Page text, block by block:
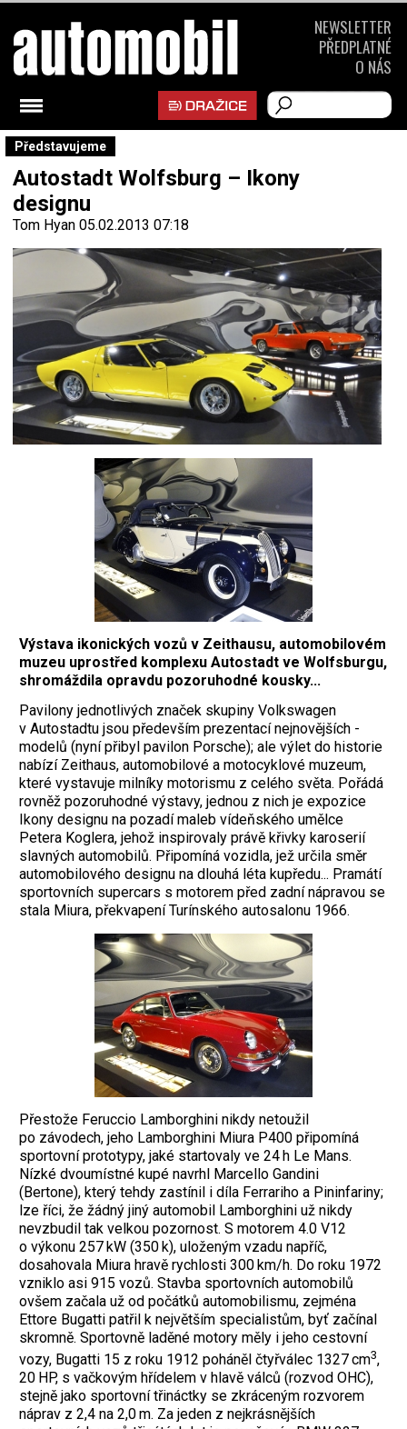
Představujeme
Autostadt Wolfsburg – Ikony
designu
Tom Hyan 05.02.2013 07:18
Výstava ikonických vozů v Zeithausu, automobilovém
muzeu uprostřed komplexu Autostadt ve Wolfsburgu,
shromáždila opravdu pozoruhodné kousky...
Pavilony jednotlivých značek skupiny Volkswagen
v Autostadtu jsou především prezentací nejnovějších ­
modelů (nyní přibyl pavilon Porsche); ale výlet do historie
nabízí Zeithaus, automo­bilové a motocyklové muzeum,
které vystavuje milníky motorismu z celého světa. ­Pořádá
rovněž pozoruhodné výstavy, jednou z nich je expozice
Ikony designu na ­pozadí maleb vídeňského umělce
Petera Koglera, jehož inspirovaly právě křivky ka­roserií
slavných automobilů. Připomíná ­vozidla, jež určila směr
automobilového designu na dlouhá léta kupředu... Pramátí
sportovních supercars s motorem před zadní nápravou se
stala Miura, překvapení Turínského autosalonu 1966.
Přestože Feruccio Lamborghini nikdy netoužil
po závodech, jeho Lamborghini Miura P400 připomíná
sportovní prototypy, jaké star­tovaly ve 24 h Le Mans.
Nízké dvoumístné kupé navrhl Marcello Gandini
(Bertone), ­který tehdy zastínil i díla Ferrariho a Pinin­fariny;
lze říci, že žádný jiný automobil ­Lamborghini už nikdy
nevzbudil tak velkou pozornost. S motorem 4.0 V12
o výkonu 257 kW (350 k), uloženým vzadu napříč,
dosahovala Miura hravě rychlosti 300 km/h. Do roku 1972
vzniklo asi 915 vozů. Stavba sportovních automobilů
ovšem za­čala už od počátků automobilismu, zejména
Ettore Bugatti patřil k největším specialistům, byť začínal
skromně. Sportovně laděné motory měly i jeho cestovní
vozy, Bugatti 15 z roku 1912 poháněl čtyřválec 1327 cm3,
20 HP, s vačkovým hřídelem v hlavě válců (rozvod OHC),
stejně jako sportovní třináctky se zkráceným rozvorem
náprav z 2,4 na 2,0 m. Za jeden z nejkrásnějších
NEWSLETTER
PŘEDPLATNÉ
O NÁS